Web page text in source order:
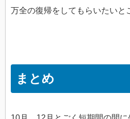
万全の復帰をしてもらいたいと
まとめ